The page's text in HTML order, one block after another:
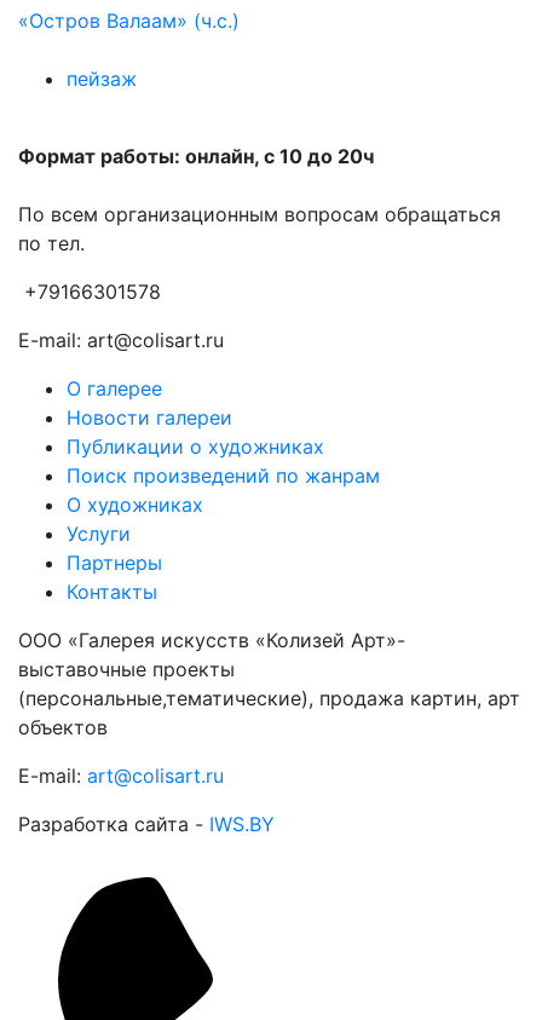
«Остров Валаам» (ч.с.)
пейзаж
Формат работы: онлайн, с 10 до 20ч
По всем организационным вопросам обращаться
по тел.
+79166301578
E-mail: art@colisart.ru
О галерее
Новости галереи
Публикации о художниках
Поиск произведений по жанрам
О художниках
Услуги
Партнеры
Контакты
ООО «Галерея искусств «Колизей Арт»-
выставочные проекты
(персональные,тематические), продажа картин, арт
объектов
E-mail: art@colisart.ru
Разработка сайта - IWS.BY